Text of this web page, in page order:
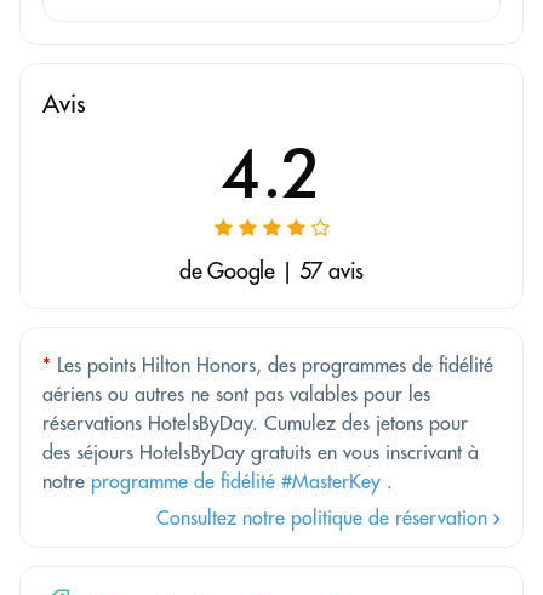
Avis
4.2
de Google | 57 avis
* Les points Hilton Honors, des programmes de fidélité
aériens ou autres ne sont pas valables pour les
réservations HotelsByDay. Cumulez des jetons pour
des séjours HotelsByDay gratuits en vous inscrivant à
notre programme de fidélité #MasterKey .
Consultez notre politique de réservation